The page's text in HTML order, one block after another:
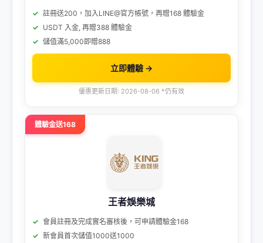
註冊送200，加入LINE@官方帳號，再贈168 體驗金
USDT 入金, 再贈388 體驗金
儲值滿5,000即贈888
立即體驗 →
優惠更新日期: 2026-08-06 *仍有效
體驗金送168
王者娛樂城
會員註冊及完成實名審核後，可申請體驗金168
新會員首次儲值1000送1000